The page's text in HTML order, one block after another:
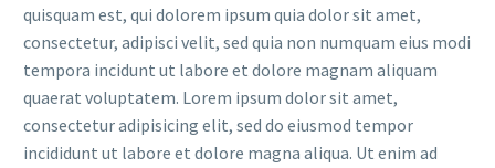
quisquam est, qui dolorem ipsum quia dolor sit amet,
consectetur, adipisci velit, sed quia non numquam eius modi
tempora incidunt ut labore et dolore magnam aliquam
quaerat voluptatem. Lorem ipsum dolor sit amet,
consectetur adipisicing elit, sed do eiusmod tempor
incididunt ut labore et dolore magna aliqua. Ut enim ad